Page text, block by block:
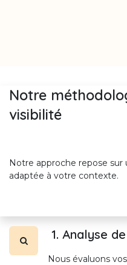
Notre
visibilité
Notre approche repose
adaptée à votre contexte.
1. Analyse
Nous évaluons